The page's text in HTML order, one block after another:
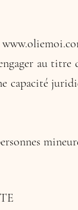
au titre
capacité